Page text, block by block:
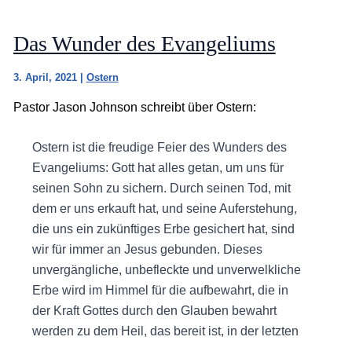
Das Wunder des Evangeliums
3. April, 2021 | Ostern
Pastor Jason Johnson schreibt über Ostern:
Ostern ist die freudige Feier des Wunders des
Evangeliums: Gott hat alles getan, um uns für
seinen Sohn zu sichern. Durch seinen Tod, mit
dem er uns erkauft hat, und seine Auferstehung,
die uns ein zukünftiges Erbe gesichert hat, sind
wir für immer an Jesus gebunden. Dieses
unvergängliche, unbefleckte und unverwelkliche
Erbe wird im Himmel für die aufbewahrt, die in
der Kraft Gottes durch den Glauben bewahrt
werden zu dem Heil, das bereit ist, in der letzten